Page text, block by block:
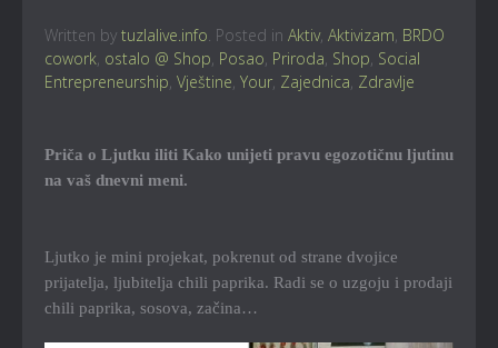
Written by tuzlalive.info. Posted in Aktiv, Aktivizam, BRDO
cowork, ostalo @ Shop, Posao, Priroda, Shop, Social
Entrepreneurship, Vještine, Your, Zajednica, Zdravlje
Priča o Ljutku iliti Kako unijeti pravu egozotičnu ljutinu
na vaš dnevni meni.
Ljutko je mini projekat, pokrenut od strane dvojice
prijatelja, ljubitelja chili paprika. Radi se o uzgoju i prodaji
chili paprika, sosova, začina…